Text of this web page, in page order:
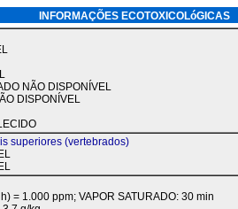
NÃO DISPONÍVEL
DISPONÍVEL
superiores (vertebrados)
= 1.000 ppm; VAPOR SATURADO: 30 min